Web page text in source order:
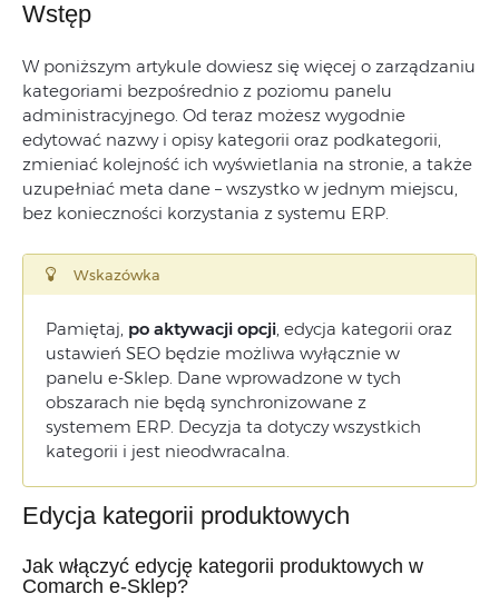
Jak włączyć edycję kategorii
produktowych w Comarch e-Sklep?
Jak mogę edytować kategorię
produktową w Comarch e-Sklep?
Jak edytować ustawienia SEO
kategorii?
Chciałbyś zlecić wprowadzenie
danych SEO kategorii firmie
zewnętrznej?
Wstęp
W poniższym artykule dowiesz się więcej o zarządzaniu
kategoriami bezpośrednio z poziomu panelu
administracyjnego. Od teraz możesz wygodnie
edytować nazwy i opisy kategorii oraz podkategorii,
zmieniać kolejność ich wyświetlania na stronie, a także
uzupełniać meta dane – wszystko w jednym miejscu,
bez konieczności korzystania z systemu ERP.
Wskazówka
Pamiętaj, po aktywacji opcji , edycja kategorii oraz
ustawień SEO będzie możliwa wyłącznie w
panelu e-Sklep. Dane wprowadzone w tych
obszarach nie będą synchronizowane z
systemem ERP. Decyzja ta dotyczywszystkich
kategorii i jest nieodwracalna.
Edycja kategorii produktowych
Jak włączyć edycję kategorii produktowych w
Comarch e-Sklep?